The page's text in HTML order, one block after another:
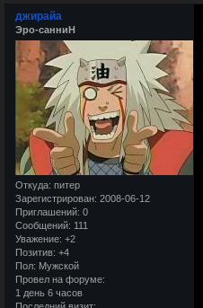
джирайа
Эро-санниН
Откуда: питер
Зарегистрирован: 2008-06-12
Приглашений: 0
Сообщений: 111
Уважение: +2
Позитив: +4
Пол: Мужской
Провел на форуме:
1 день 6 часов